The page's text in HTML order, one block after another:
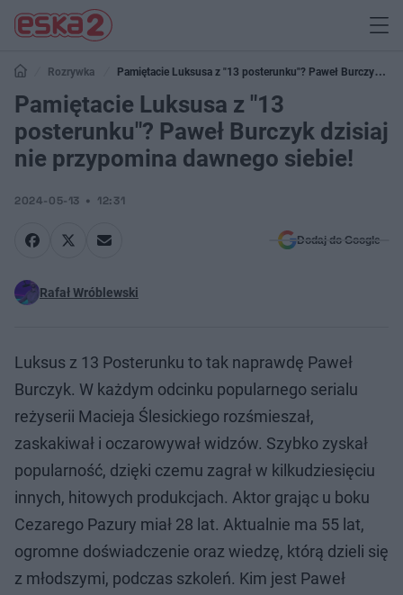
Rozrywka
Pamiętacie Luksusa z "13 posterunku"? Paweł Burczyk
dzisiaj nie przypomina dawnego siebie!
Pamiętacie Luksusa z "13
posterunku"? Paweł Burczyk dzisiaj
nie przypomina dawnego siebie!
2024-05-13 12:31
Dodaj do Google
Rafał Wróblewski
Luksus z 13 Posterunku to tak naprawdę Paweł
Burczyk. W każdym odcinku popularnego serialu
reżyserii Macieja Ślesickiego rozśmieszał,
zaskakiwał i oczarowywał widzów. Szybko zyskał
popularność, dzięki czemu zagrał w kilkudziesięciu
innych, hitowych produkcjach. Aktor grając u boku
Cezarego Pazury miał 28 lat. Aktualnie ma 55 lat,
ogromne doświadczenie oraz wiedzę, którą dzieli się
z młodszymi, podczas szkoleń. Kim jest Paweł